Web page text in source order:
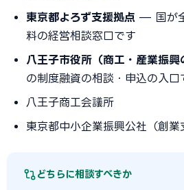
東京都よろず支援拠点 — 国が
料の経営相談窓口です
八王子市役所（商工・産業振興
の制度融資の相談・申込の入口
八王子商工会議所
東京都中小企業振興公社（創業
どちらに相談すべきか